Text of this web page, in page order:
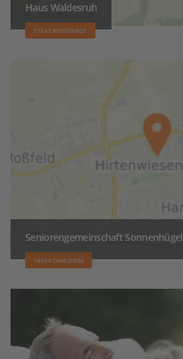
Haus Waldesruh
71543 WÜSTENROT
Seniorengemeinschaft Sonnenhügel
74564 CRAILSHEIM